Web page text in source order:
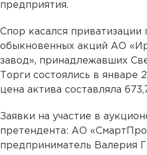
предприятия.
Спор касался приватизации
обыкновенных акций АО
завод», принадлежавших
Торги состоялись в январе
цена актива составляла
Заявки на участие в
претендента: АО
предприниматель Валерия